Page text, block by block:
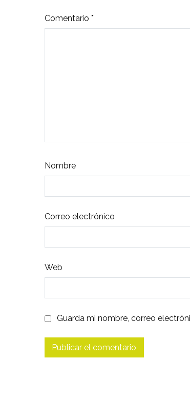
Comentario *
Nombre
Correo electrónico
Web
Guarda mi nombre, correo